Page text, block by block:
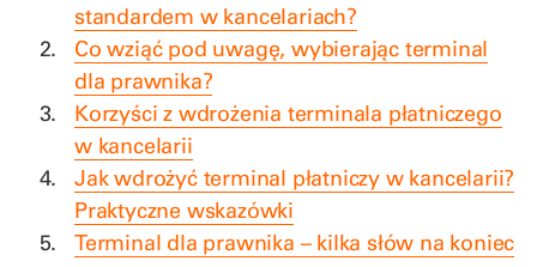
standardem w kancelariach?
Co wziąć pod uwagę, wybierając terminal
dla prawnika?
Korzyści z wdrożenia terminala płatniczego
w kancelarii
Jak wdrożyć terminal płatniczy w kancelarii?
Praktyczne wskazówki
Terminal dla prawnika – kilka słów na koniec